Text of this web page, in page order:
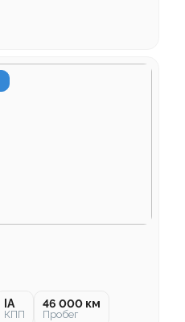
IA
КПП
46 000 км
Пробег